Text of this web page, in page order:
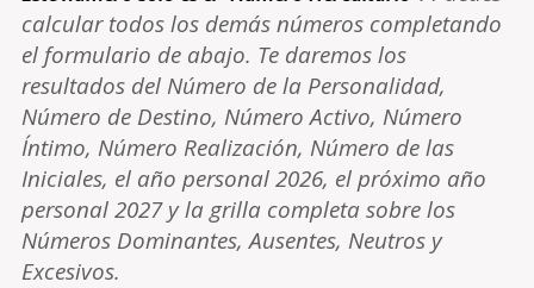
calcular todos los demás números completando
el formulario de abajo. Te daremos los
resultados del Número de la Personalidad,
Número de Destino, Número Activo, Número
Íntimo, Número Realización, Número de las
Iniciales, el año personal 2026, el próximo año
personal 2027 y la grilla completa sobre los
Números Dominantes, Ausentes, Neutros y
Excesivos.